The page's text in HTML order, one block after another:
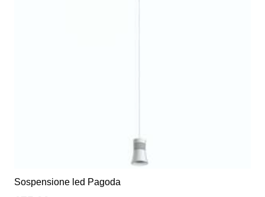
Sospensione led Pagoda